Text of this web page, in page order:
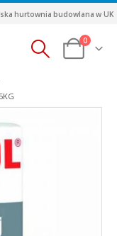
hurtownia budowlana w UK
0